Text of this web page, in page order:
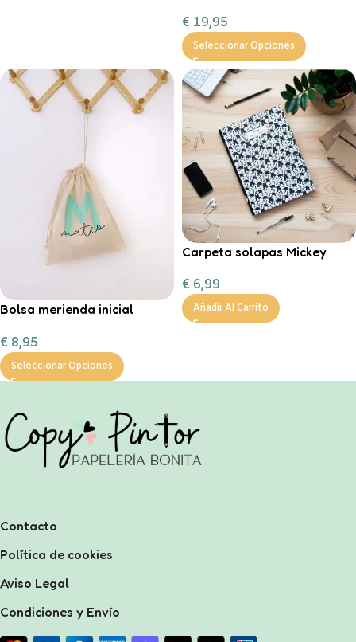
€ 19,95
Seleccionar Opciones
Bolsa merienda inicial
€ 8,95
Seleccionar Opciones
Carpeta solapas Mickey
€ 6,99
Añadir Al Carrito
Contacto
Política de cookies
Aviso Legal
Condiciones y Envío